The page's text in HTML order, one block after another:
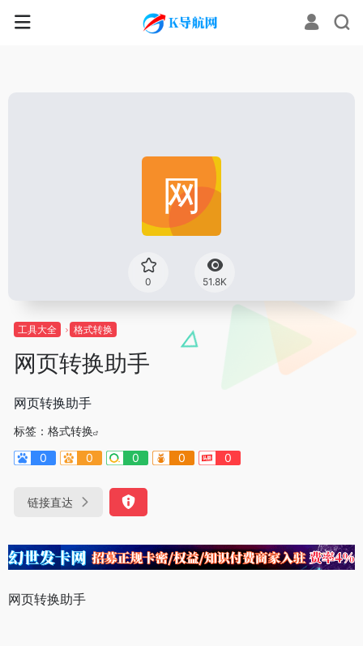
0 51.8K
工具大全 格式转换
网页转换助手
网页转换助手
标签： 格式转换
0
0 0 0 0
链接直达
网页转换助手